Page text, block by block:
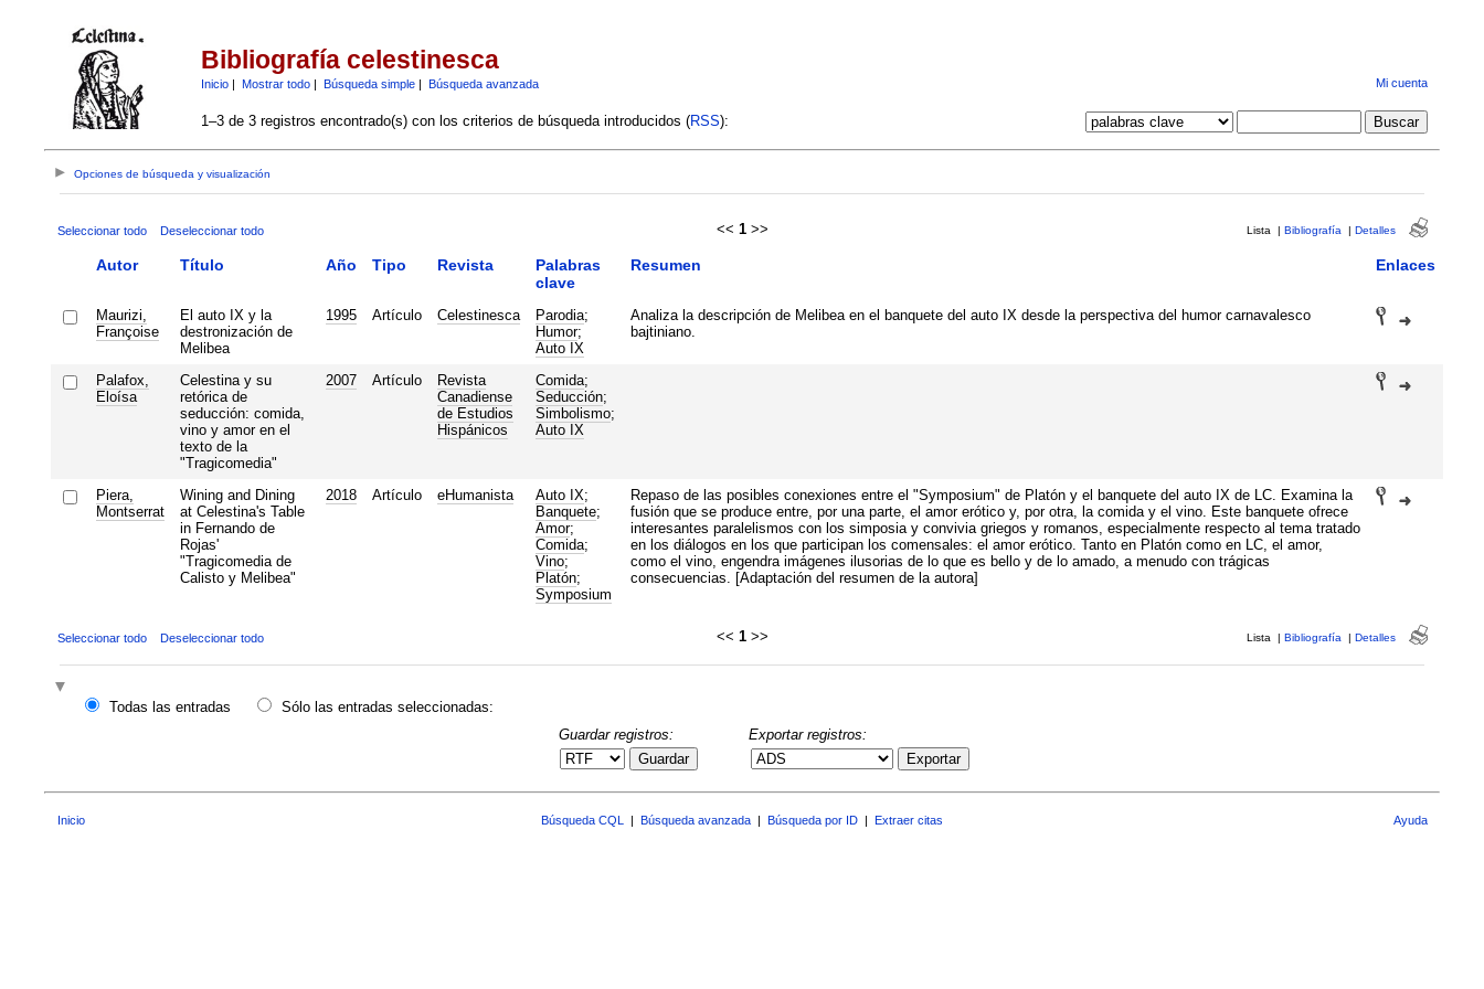
Bibliografía celestinesca
Inicio| Mostrar todo| Búsqueda simple| Búsqueda avanzada Mi cuenta
1–3 de 3 registros encontrado(s) con los criterios de búsqueda introducidos (RSS):
Opciones de búsqueda y visualización
Seleccionar todo Deseleccionar todo << 1 >> Lista | Bibliografía | Detalles
Autor Título Año Tipo Revista
Palabras
clave
Resumen Enlaces
Maurizi,
Françoise
El auto IX y la
destronización de
Melibea
1995 Artículo Celestinesca Parodia;
Humor;
Auto IX
Analiza la descripción de Melibea en el banquete del auto IX desde la perspectiva del humor carnavalesco
bajtiniano.
Palafox,
Eloísa
Celestina y su
retórica de
seducción: comida,
vino y amor en el
texto de la
"Tragicomedia"
2007 Artículo
Revista
Canadiense
de Estudios
Hispánicos
Comida;
Seducción;
Simbolismo;
Auto IX
Piera,
Montserrat
Wining and Dining
at Celestina's Table
in Fernando de
Rojas'
"Tragicomedia de
Calisto y Melibea"
2018 Artículo eHumanista Auto IX;
Banquete;
Amor;
Comida;
Vino;
Platón;
Symposium
Repaso de las posibles conexiones entre el "Symposium" de Platón y el banquete del auto IX de LC. Examina la
fusión que se produce entre, por una parte, el amor erótico y, por otra, la comida y el vino. Este banquete ofrece
interesantes paralelismos con los simposia y convivia griegos y romanos, especialmente respecto al tema tratado
en los diálogos en los que participan los comensales: el amor erótico. Tanto en Platón como en LC, el amor,
como el vino, engendra imágenes ilusorias de lo que es bello y de lo amado, a menudo con trágicas
consecuencias. [Adaptación del resumen de la autora]
Seleccionar todo Deseleccionar todo << 1 >> Lista | Bibliografía | Detalles
Todas las entradas
Sólo las entradas seleccionadas:
Guardar registros:
Guardar
Exportar registros:
Exportar
Inicio Búsqueda CQL Búsqueda avanzada Búsqueda por ID Extraer citas Ayuda